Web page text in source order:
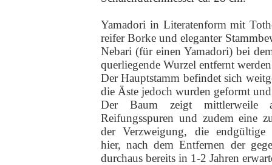
Yamadori in Literatenform mit
reifer Borke und eleganter
Nebari (für einen Yamadori) bei
querliegende Wurzel entfernt
Der Hauptstamm befindet sich
die Äste jedoch wurden geformt
Der Baum zeigt mittlerweile
Reifungsspuren und zudem eine
der Verzweigung, die endgültige
hier, nach dem Entfernen der
durchaus bereits in 1-2 Jahren